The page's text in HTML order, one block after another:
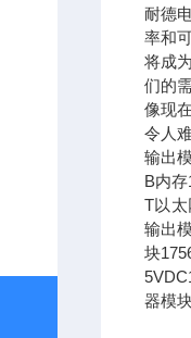
耐德
率和
将成
们的
像现
令人
输出
B内
T以太
输出
块
器模